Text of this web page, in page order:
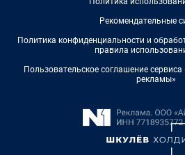
Рекомендательные
Политика конфиденциальности и
правила
Пользовательское соглашение
рекламы»